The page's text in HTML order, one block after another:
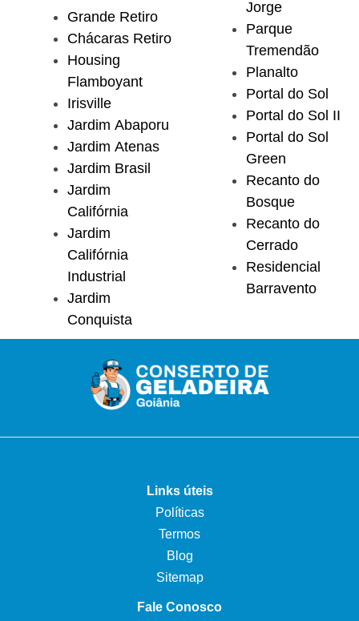
Grande Retiro
Chácaras Retiro
Housing
Flamboyant
Irisville
Jardim Abaporu
Jardim Atenas
Jardim Brasil
Jardim
Califórnia
Jardim
Califórnia
Industrial
Jardim
Conquista
Jorge
Parque
Tremendão
Planalto
Portal do Sol
Portal do Sol II
Portal do Sol
Green
Recanto do
Bosque
Recanto do
Cerrado
Residencial
Barravento
Links úteis
Políticas
Termos
Blog
Sitemap
Fale Conosco